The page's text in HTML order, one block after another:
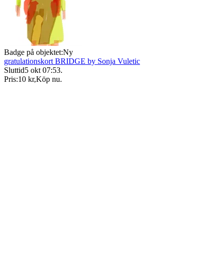
Badge på objektet:Ny
gratulationskort BRIDGE by Sonja Vuletic
Sluttid5 okt 07:53.
Pris:10 kr,Köp nu.